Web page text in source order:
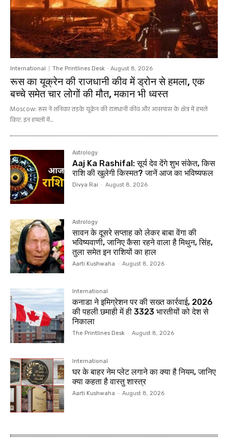
International The Printlines Desk - August 8, 2026
रूस का यूक्रेन की राजधानी कीव में ड्रोन से हमला, एक
बच्चे समेत चार लोगों की मौत, मकान भी ध्वस्त
Moscow: रूस ने शनिवार तड़के यूक्रेन की राजधानी कीव और आसपास के क्षेत्र में हमले
किए. इन हमलों में...
Astrology
Aaj Ka Rashifal: सूर्य देव देंगे शुभ संकेत, किस
राशि की खुलेगी किस्मत? जानें आज का भविष्यफल
Divya Rai - August 8, 2026
Astrology
सावन के दूसरे सप्ताह को लेकर बाबा वेंगा की
भविष्यवाणी, जानिए कैसा रहने वाला है मिथुन, सिंह,
तुला समेत इन राशियों का हाल
Aarti Kushwaha - August 8, 2026
International
कनाडा ने इमिग्रेशन पर की सख्त कार्रवाई, 2026
की पहली छमाही में ही 3323 भारतीयों को देश से
निकाला
The Printlines Desk - August 8, 2026
International
घर के बाहर नेम प्लेट लगाने का क्या है नियम, जानिए
क्या कहता है वास्तु शास्त्र
Aarti Kushwaha - August 8, 2026